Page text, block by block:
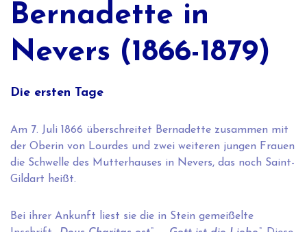
Bernadette in
Nevers (1866-1879)
Die ersten Tage
Am 7. Juli 1866 überschreitet Bernadette zusammen mit
der Oberin von Lourdes und zwei weiteren jungen Frauen
die Schwelle des Mutterhauses in Nevers, das noch Saint-
Gildart heißt.
Bei ihrer Ankunft liest sie die in Stein gemeißelte